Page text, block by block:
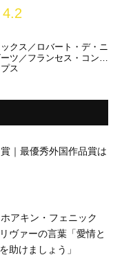
4.2
クス／ロバート・デ・ニ
ツ／フランセス・コンロ
ス
｜最優秀外国作品賞は
アキン・フェニック
ヴァーの言葉「愛情と
助けましょう」